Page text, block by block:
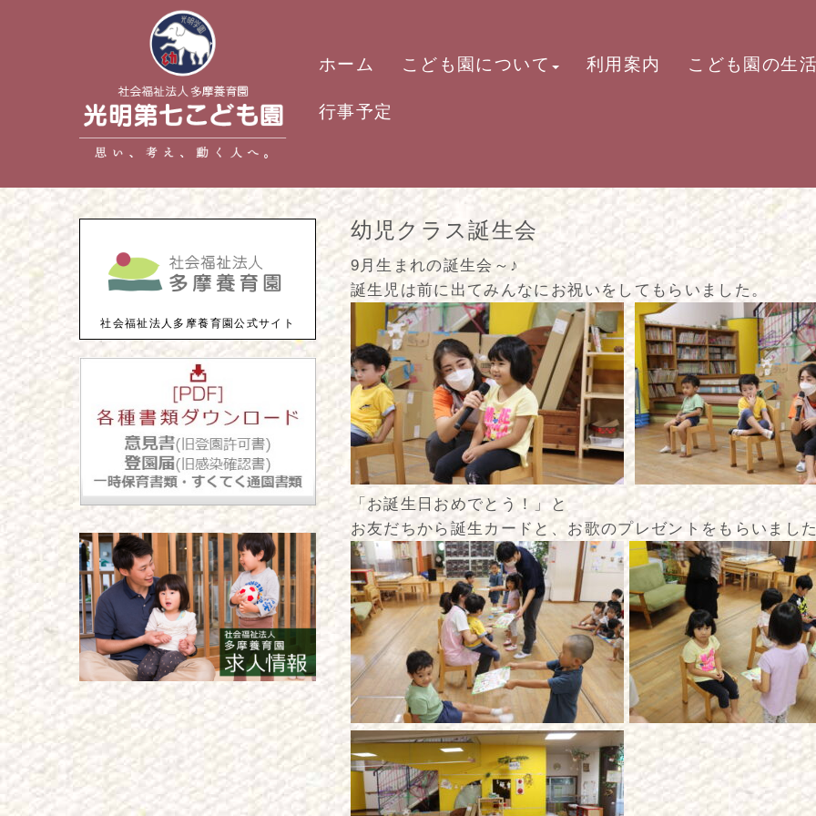
ホーム こども園について 利用案内 こども園の生
行事予定
幼児クラス誕生会
9月生まれの誕生会～♪
誕生児は前に出てみんなにお祝いをしてもらいました。
「お誕生日おめでとう！」と
お友だちから誕生カードと、お歌のプレゼントをもらいまし
社会福祉法人多摩養育園公式サイト